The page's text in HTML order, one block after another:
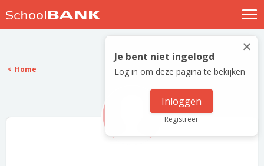
Nostalgische verhalen
Log in
Meld je gratis aan
×
Je bent niet ingelogd
Log in om deze pagina te bekijken
Inloggen
Registreer
Home